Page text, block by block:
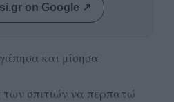
on Google ↗
και μίσησα
των σπιτιών να περπατώ